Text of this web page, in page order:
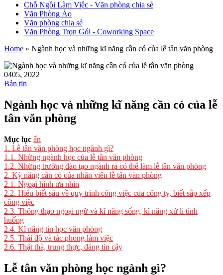
Chỗ Ngồi Làm Việc - Văn phòng chia sẻ
Văn Phòng Ảo
Văn phòng chia sẻ
Văn Phòng Trọn Gói - Coworking Space
Home » Ngành học và những kĩ năng cần có của lễ tân văn phòng
0405, 2022
Bản tin
Ngành học và những kĩ năng cần có của lễ
tân văn phòng
Mục lục ẩn
1. Lễ tân văn phòng học ngành gì?
1.1. Những ngành học của lễ tân văn phòng
1.2. Những trường đào tạo ngành ra có thể làm lễ tân văn phòng
2. Kỹ năng cần có của nhân viên lễ tân văn phòng
2.1. Ngoại hình ưa nhìn
2.2. Hiểu biết sâu về quy trình công việc của công ty, biết sắp xếp
công việc
2.3. Thông thạo ngoại ngữ và kĩ năng sống, kĩ năng xử lí tình
huống
2.4. Kĩ năng tin học văn phòng
2.5. Thái độ và tác phong làm việc
2.6. Thật thà, trung thực, đáng tin cậy
Lễ tân văn phòng học ngành gì?